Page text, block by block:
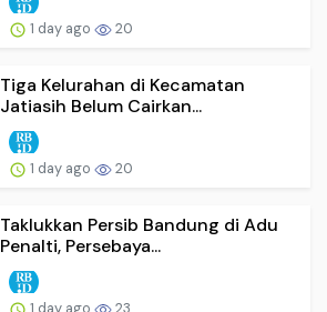
1 day ago 20
Tiga Kelurahan di Kecamatan
Jatiasih Belum Cairkan...
1 day ago 20
Taklukkan Persib Bandung di Adu
Penalti, Persebaya...
1 day ago 23